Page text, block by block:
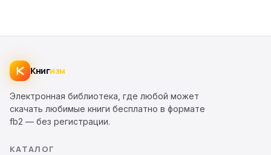
Книгизм
Электронная библиотека, где любой может
скачать любимые книги бесплатно в формате
fb2 — без регистрации.
КАТАЛОГ